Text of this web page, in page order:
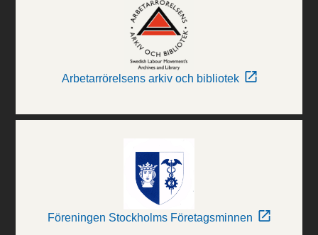
Arbetarrörelsens arkiv och bibliotek
Föreningen Stockholms Företagsminnen